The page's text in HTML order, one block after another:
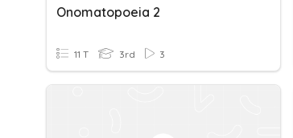
Onomatopoeia 2
11 T 3rd 3